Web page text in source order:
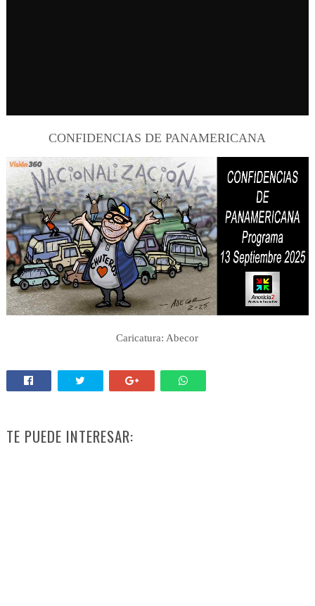
CONFIDENCIAS DE PANAMERICANA
Caricatura: Abecor
TE PUEDE INTERESAR: